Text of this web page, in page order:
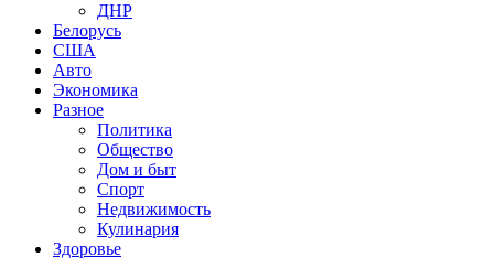
ДНР
Белорусь
США
Авто
Экономика
Разное
Политика
Общество
Дом и быт
Спорт
Недвижимость
Кулинария
Здоровье